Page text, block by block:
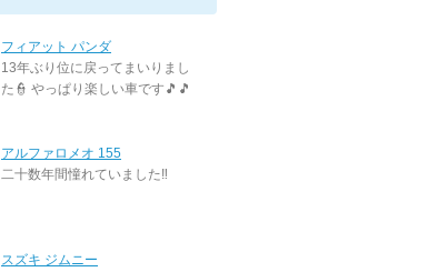
フィアット パンダ
13年ぶり位に戻ってまいりまし
た👮 やっぱり楽しい車です🎵🎵
アルファロメオ 155
二十数年間憧れていました‼️
スズキ ジムニー